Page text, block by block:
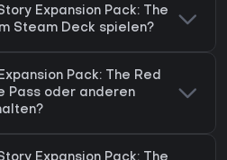
Expansion Pack: The
Steam Deck spielen?
Pack: The Red
Pass oder anderen